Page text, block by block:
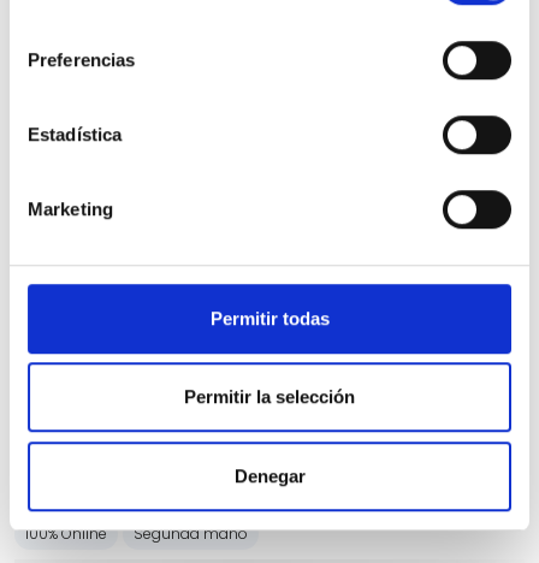
Preferencias
Estadística
Marketing
Permitir todas
Permitir la selección
Denegar
DIG-T 84 kW (114 CV) DCT 7V N-Connecta
Precio al contado: 23.200 €
Ver ficha
100% Online Segunda mano